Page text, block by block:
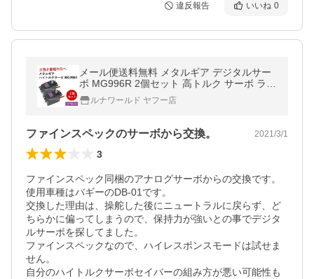
違反報告 いいね 0
メール便送料無料 メタルギア デジタルサー
ボ MG996R 2個セット 高トルク サーボ ラジ
コン RC モーター 飛行機 ヘリコプター Tow
er Pro 並行輸入品
ルナワールド ヤフー店
ファインスペックのサーボから交換。 2021/3/1
3
ファインスペック同梱のアナログサーボからの交換です。
使用車種はバギーのDB-01です。
交換した理由は、操舵した後にニュートラルに戻らず、ど
ちらかに偏ってしまうので、保持力が強いとの事でデジタ
ルサーボを探してました。
ファインスペックなので、ハイレスポンスモードは試せま
せん。
自分のハイトルクサーボセイバーの組み方が悪い可能性も